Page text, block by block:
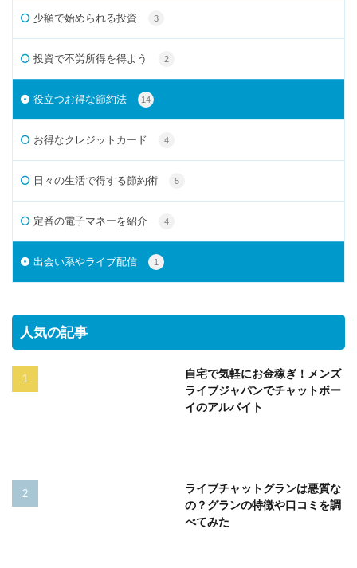
少額で始められる投資 3
投資で不労所得を得よう 2
役立つお得な節約法 14
お得なクレジットカード 4
日々の生活で得する節約術 5
定番の電子マネーを紹介 4
出会い系やライブ配信 1
人気の記事
自宅で気軽にお金稼ぎ！メンズ
ライブジャパンでチャットボー
イのアルバイト
ライブチャットグランは悪質な
の？グランの特徴や口コミを調
べてみた